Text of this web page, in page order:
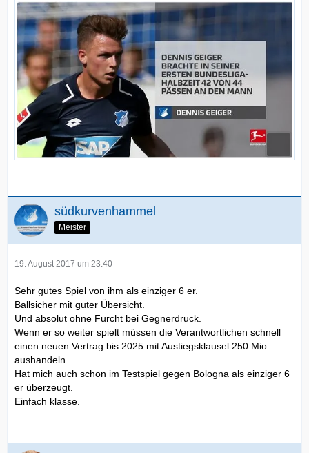
südkurvenhammel
Meister
19. August 2017 um 23:40
Sehr gutes Spiel von ihm als einziger 6 er.
Ballsicher mit guter Übersicht.
Und absolut ohne Furcht bei Gegnerdruck.
Wenn er so weiter spielt müssen die Verantwortlichen schnell
einen neuen Vertrag bis 2025 mit Austiegsklausel 250 Mio.
aushandeln.
Hat mich auch schon im Testspiel gegen Bologna als einziger 6
er überzeugt.
Einfach klasse.